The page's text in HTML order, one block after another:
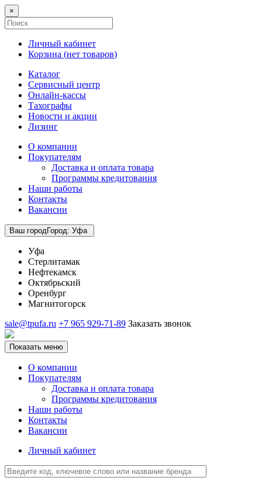
×
Личный кабинет
Корзина (нет товаров)
Каталог
Сервисный центр
Онлайн-кассы
Тахографы
Новости и акции
Лизинг
О компании
Покупателям
Доставка и оплата товара
Программы кредитования
Наши работы
Контакты
Вакансии
Ваш городГород: Уфа
Уфа
Стерлитамак
Нефтекамск
Октябрьский
Оренбург
Магнитогорск
sale@tpufa.ru +7 965 929-71-89 Заказать звонок
Показать меню
О компании
Покупателям
Доставка и оплата товара
Программы кредитования
Наши работы
Контакты
Вакансии
Личный кабинет